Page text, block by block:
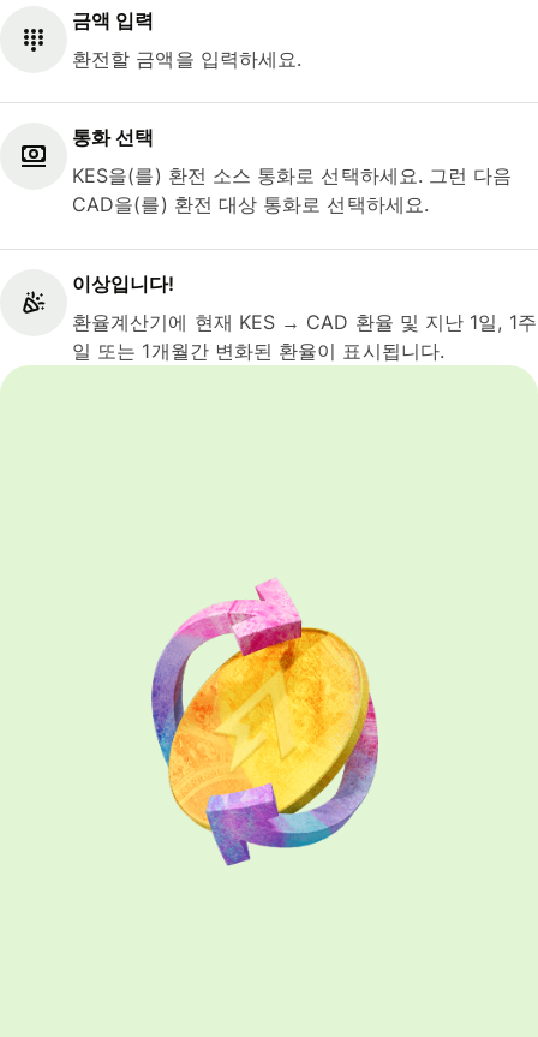
금액 입력
환전할 금액을 입력하세요.
통화 선택
KES을(를) 환전 소스 통화로 선택하세요. 그런 다음
CAD을(를) 환전 대상 통화로 선택하세요.
이상입니다!
환율계산기에 현재 KES → CAD 환율 및 지난 1일, 1주
일 또는 1개월간 변화된 환율이 표시됩니다.